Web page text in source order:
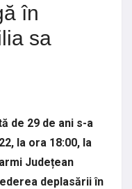
în
sa
de 29 de ani s-a
la ora 18:00, la
Județean
deplasării în